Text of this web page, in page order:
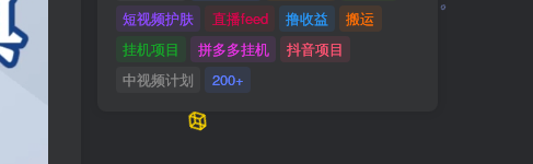
短视频护肤
直播feed 撸收益
搬运
挂机项目
拼多多挂机
抖音项目
中视频计划
200+